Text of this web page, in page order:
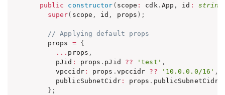
public
constructor ( scope : cdk . App , id : string
super( scope , id , props ) ;
// Applying default props
    props
=
{
... props ,
      pJid
: props . pJid ?? 'test' ,
      vpccidr
: props . vpccidr ?? '10.0.0.0/16' ,
      publicSubnetCidr
: props . publicSubnetCidr
} ;